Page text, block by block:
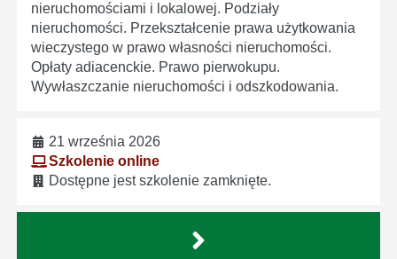
nieruchomościami i lokalowej. Podziały
nieruchomości. Przekształcenie prawa użytkowania
wieczystego w prawo własności nieruchomości.
Opłaty adiacenckie. Prawo pierwokupu.
Wywłaszczanie nieruchomości i odszkodowania.
21 września 2026
Szkolenie online
Dostępne jest szkolenie zamknięte.